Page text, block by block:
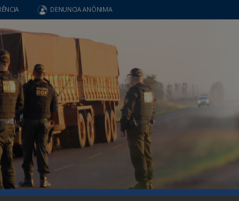
DENUNCIA ANÔNIMA